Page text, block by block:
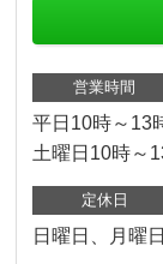
営業時間
平日10時～
土曜日10時～
定休日
日曜日、月曜日